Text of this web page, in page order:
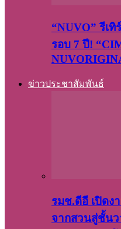
“NUVO” รีเ
รอบ 7 ปี!
ข่าวประชาสัมพันธ์
รมช.ดีอี เปิดง
จากสวนสู่ชั้นว